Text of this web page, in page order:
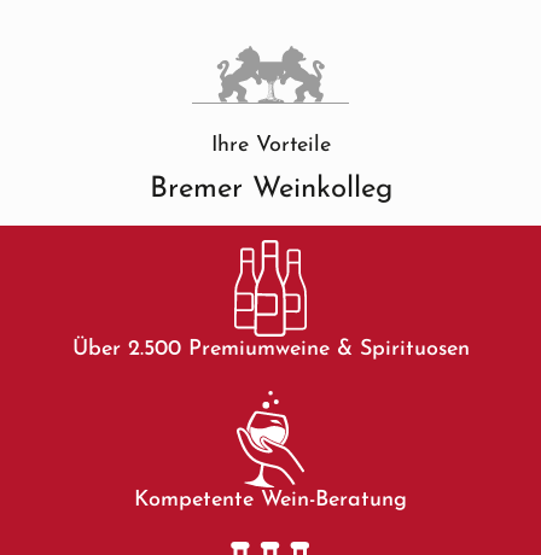
Ihre Vorteile
Bremer Weinkolleg
Über 2.500 Premiumweine & Spirituosen
Kompetente Wein-Beratung